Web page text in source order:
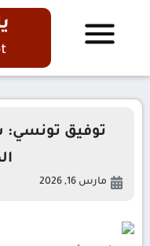
توفيق تونسي:
مارس 16, 2026